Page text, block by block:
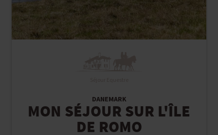
DANEMARK
MON SÉJOUR SUR L'ÎLE
DE ROMO